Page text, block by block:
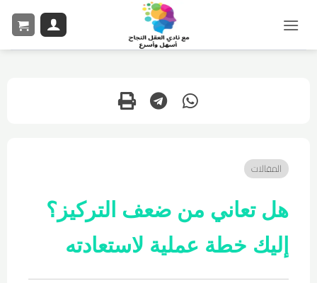
المقالات
هل تعاني من ضعف التركيز؟
إليك خطة عملية لاستعادته